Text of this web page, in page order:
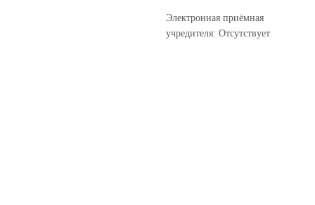
Электронная приёмная
учредителя: Отсутствует